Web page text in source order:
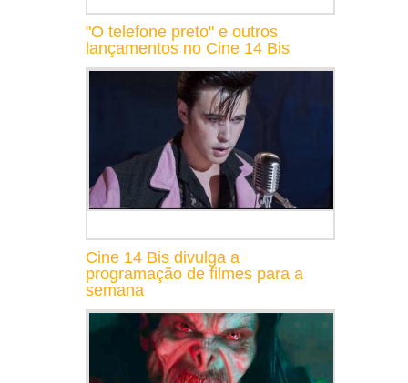
"O telefone preto" e outros
lançamentos no Cine 14 Bis
Cine 14 Bis divulga a
programação de filmes para a
semana